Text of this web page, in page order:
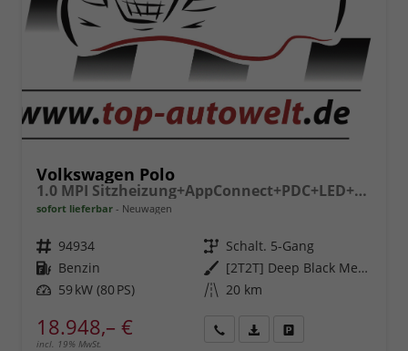
Volkswagen Polo
1.0 MPI Sitzheizung+AppConnect+PDC+LED+Touch+Lichtsensor+MultiLenkrad
sofort lieferbar Neuwagen
Fahrzeugnr. 94934 Getriebe Schalt. 5-Gang
Kraftstoff Benzin Außenfarbe
[2T2T] Deep Black Metallic
Leistung 59 kW (80 PS) Kilometerstand 20 km
18.948,– €
incl. 19% MwSt.